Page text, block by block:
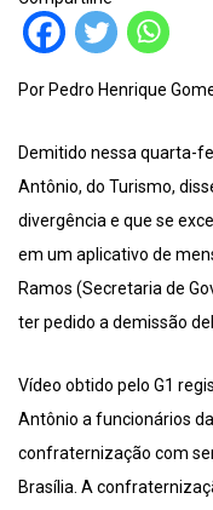
Por Pedro Henrique
Demitido nessa quarta-
Antônio, do Turismo,
divergência e que se
em um aplicativo de
Ramos (Secretaria de
ter pedido a demissão
Vídeo obtido pelo G1
Antônio a funcionários
confraternização com
Brasília. A